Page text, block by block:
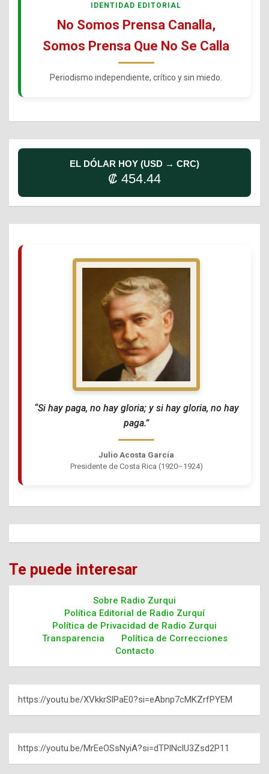
IDENTIDAD EDITORIAL
No Somos Prensa Canalla,
Somos Prensa Que No Se Calla
Periodismo independiente, crítico y sin miedo.
EL DÓLAR HOY (USD → CRC)
₡ 454.44
“Si hay paga, no hay gloria; y si hay gloria, no hay
paga.”
Julio Acosta García
Presidente de Costa Rica (1920–1924)
Te puede interesar
Sobre Radio Zurqui
Política Editorial de Radio Zurquí
Política de Privacidad de Radio Zurqui
Transparencia
Política de Correcciones
Contacto
https://youtu.be/XVkkrSlPaE0?si=eAbnp7cMKZrfPYEM
https://youtu.be/MrEeOSsNyiA?si=dTPlNclU3Zsd2P11